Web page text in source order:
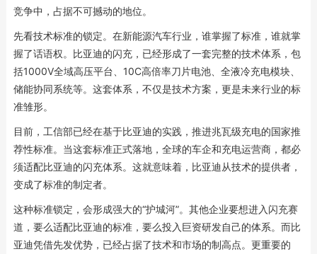
竞争中，占据不可撼动的地位。
先看技术标准的锁定。在新能源汽车行业，谁掌握了标准，谁就掌
握了话语权。比亚迪的闪充，已经形成了一套完整的技术体系，包
括1000V全域高压平台、10C高倍率刀片电池、全液冷充电模块、
储能协同系统等。这套体系，不仅是技术方案，更是未来行业的标
准雏形。
目前，工信部已经在基于比亚迪的实践，推进兆瓦级充电的国家推
荐性标准。当这套标准正式落地，全球的车企和充电运营商，都必
须适配比亚迪的闪充体系。这就意味着，比亚迪从技术的提供者，
变成了标准的制定者。
这种标准锁定，会形成强大的“护城河”。其他企业要想进入闪充赛
道，要么适配比亚迪的标准，要么投入巨资研发自己的体系。而比
亚迪凭借先发优势，已经占据了技术和市场的制高点。更重要的